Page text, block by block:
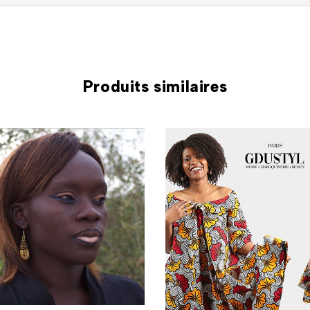
Produits similaires